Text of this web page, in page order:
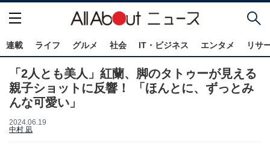
連載 ライフ グルメ 社会 IT・ビジネス エンタメ リサ
「2人とも美人」紅蘭、脚のタトゥーが見える
親子ショットに反響！ 「ほんとに、ずっとみ
んな可愛い」
2024.06.19
中村 凪